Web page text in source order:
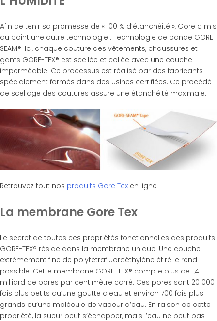
Afin de tenir sa promesse de « 100 % d’étanchéité », Gore a mis
au point une autre technologie : Technologie de bande GORE-
SEAM®. Ici, chaque couture des vêtements, chaussures et
gants GORE-TEX® est scellée et collée avec une couche
imperméable. Ce processus est réalisé par des fabricants
spécialement formés dans des usines certifiées. Ce procédé
de scellage des coutures assure une étanchéité maximale.
Retrouvez tout nos produits Gore Tex en ligne
La membrane Gore Tex
Le secret de toutes ces propriétés fonctionnelles des produits
GORE-TEX® réside dans la membrane unique. Une couche
extrêmement fine de polytétrafluoroéthylène étiré le rend
possible. Cette membrane GORE-TEX® compte plus de 1,4
milliard de pores par centimètre carré. Ces pores sont 20 000
fois plus petits qu’une goutte d’eau et environ 700 fois plus
grands qu’une molécule de vapeur d’eau. En raison de cette
propriété, la sueur peut s’échapper, mais l’eau ne peut pas